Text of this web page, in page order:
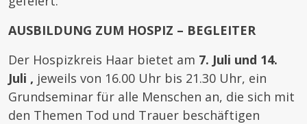
AUSBILDUNG ZUM HOSPIZ – BEGLEITER
Der Hospizkreis Haar bietet am 7. Juli und 14.
Juli , jeweils von 16.00 Uhr bis 21.30 Uhr, ein
Grundseminar für alle Menschen an, die sich mit
den Themen Tod und Trauer beschäftigen